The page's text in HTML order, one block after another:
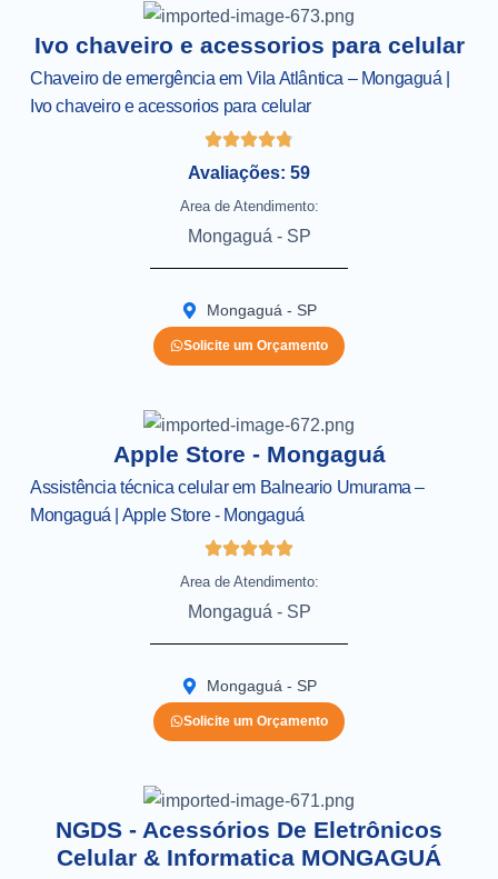
Ivo chaveiro e acessorios para celular
Chaveiro de emergência em Vila Atlântica – Mongaguá |
Ivo chaveiro e acessorios para celular
Avaliações: 59
Area de Atendimento:
Mongaguá - SP
Mongaguá - SP
Solicite um Orçamento
Apple Store - Mongaguá
Assistência técnica celular em Balneario Umurama –
Mongaguá | Apple Store - Mongaguá
Area de Atendimento:
Mongaguá - SP
Mongaguá - SP
Solicite um Orçamento
NGDS - Acessórios De Eletrônicos
Celular & Informatica MONGAGUÁ